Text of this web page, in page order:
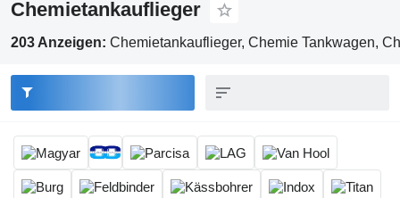
Chemietankauflieger
203 Anzeigen: Chemietankauflieger, Chemie Tankwagen,